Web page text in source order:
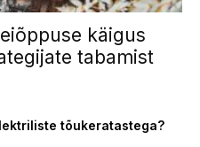
käigus
tabamist
tõukeratastega?